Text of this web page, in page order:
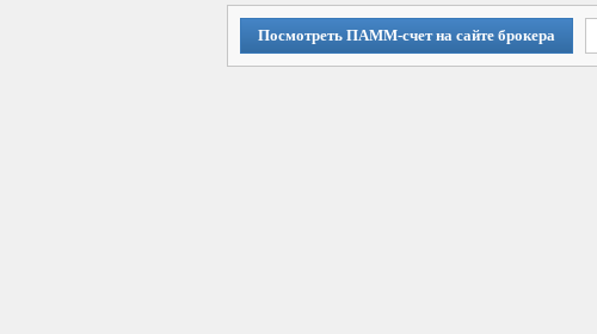
Посмотреть ПАММ-счет на сайте брокера